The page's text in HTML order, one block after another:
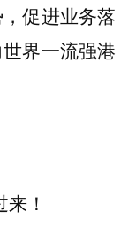
促进业务落
界一流强港
！